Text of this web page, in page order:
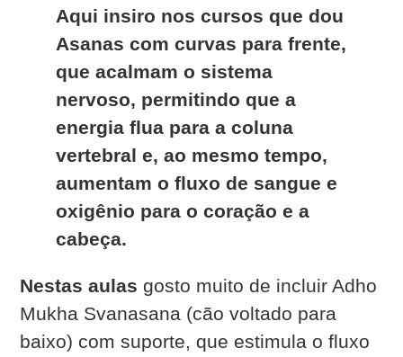
Aqui insiro nos cursos que dou
Asanas com curvas para frente,
que acalmam o sistema
nervoso, permitindo que a
energia flua para a coluna
vertebral e, ao mesmo tempo,
aumentam o fluxo de sangue e
oxigênio para o coração e a
cabeça.
Nestas aulas gosto muito de incluir Adho
Mukha Svanasana (cão voltado para
baixo) com suporte, que estimula o fluxo